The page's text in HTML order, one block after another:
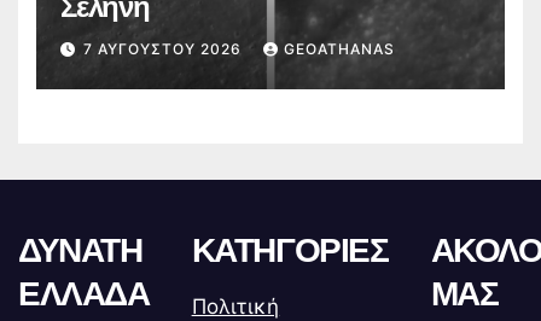
7 ΑΥΓΟΎΣΤΟΥ 2026 GEOATHANAS
ΔΥΝΑΤΗ
ΕΛΛΑΔΑ
ΚΑΤΗΓΟΡΙΕΣ
Πολιτική
ΜΑΣ